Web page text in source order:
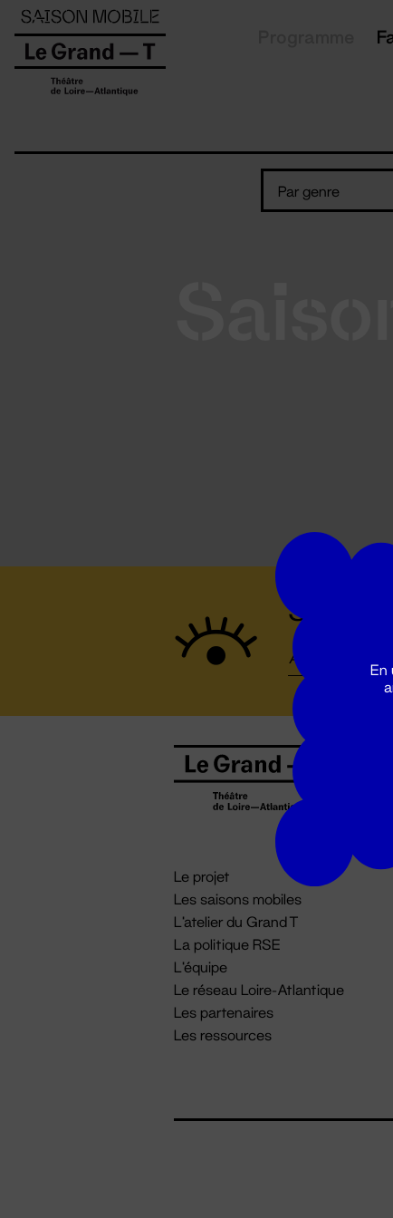
Par genre
Suivez
Le projet
Les saisons mobiles
L'atelier du Grand T
La politique RSE
L'équipe
Le réseau Loire-Atlantique
Les partenaires
Les ressources
Panneau de gestion des cookies
En